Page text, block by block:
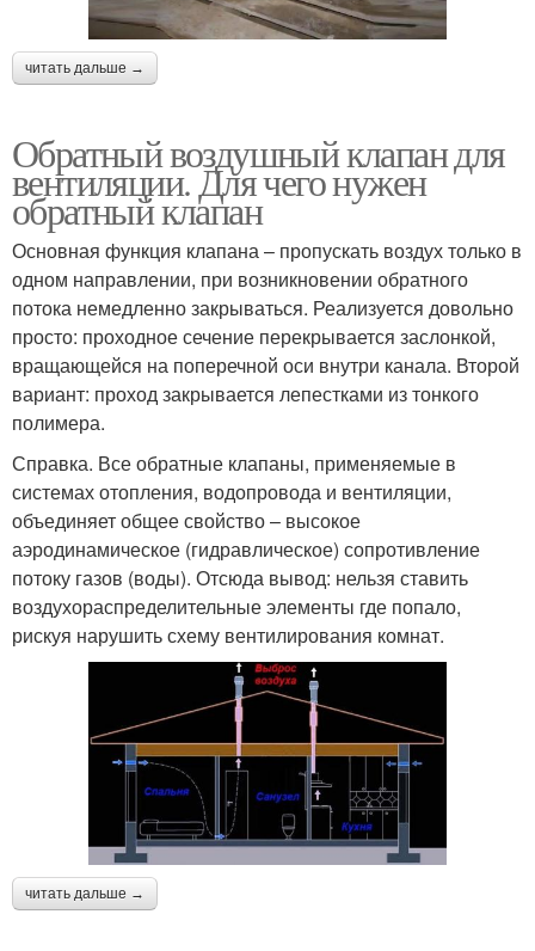
читать дальше →
Обратный воздушный клапан для
вентиляции. Для чего нужен
обратный клапан
Основная функция клапана – пропускать воздух только в
одном направлении, при возникновении обратного
потока немедленно закрываться. Реализуется довольно
просто: проходное сечение перекрывается заслонкой,
вращающейся на поперечной оси внутри канала. Второй
вариант: проход закрывается лепестками из тонкого
полимера.
Справка. Все обратные клапаны, применяемые в
системах отопления, водопровода и вентиляции,
объединяет общее свойство – высокое
аэродинамическое (гидравлическое) сопротивление
потоку газов (воды). Отсюда вывод: нельзя ставить
воздухораспределительные элементы где попало,
рискуя нарушить схему вентилирования комнат.
читать дальше →